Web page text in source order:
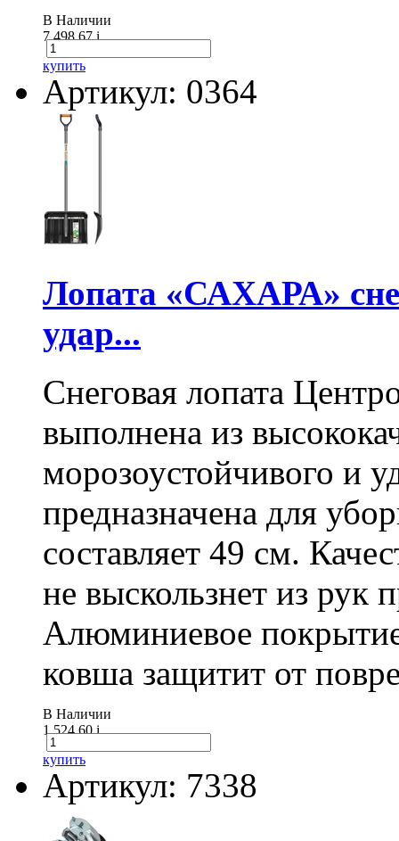
В Наличии
7 498.67i
купить
Артикул: 0364
Лопата «САХАРА»
удар...
Снеговая лопата
выполнена из
морозоустойчивого и
предназначена для
составляет 49 см.
не выскользнет из рук
Алюминиевое
ковша защитит от
В Наличии
1 524.60i
купить
Артикул: 7338